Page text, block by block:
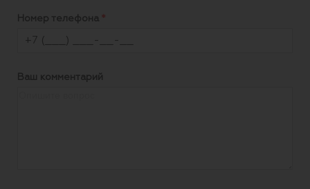
Номер телефона
Ваш комментарий